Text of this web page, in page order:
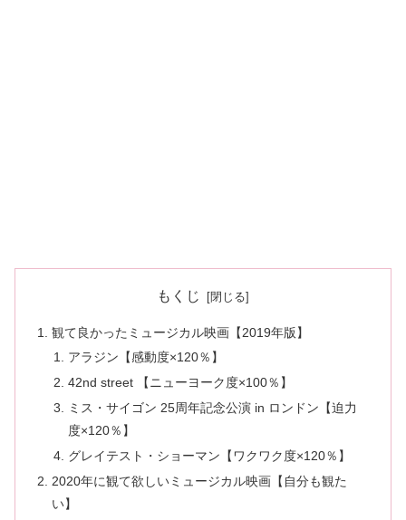
もくじ
観て良かったミュージカル映画【2019年版】
アラジン【感動度×120％】
42nd street 【ニューヨーク度×100％】
ミス・サイゴン 25周年記念公演 in ロンドン【迫力
度×120％】
グレイテスト・ショーマン【ワクワク度×120％】
2020年に観て欲しいミュージカル映画【自分も観た
い】